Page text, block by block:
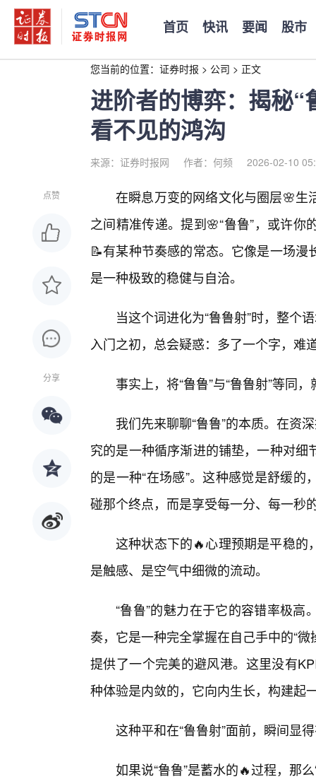
首页 快讯 要闻 股市
您当前的位置： 证券时报 > 公司 > 正文
进阶者的博弈：揭秘“
看不见的鸿沟
来源：证券时报网 作者：何频 2026-02-10
点赞
分享
在瞬息万变的网络文化与圈层🌸生
之间精准传递。提到🌸“鲁鲁”，或许
📝有某种节奏感的常态。它像是一场
是一种极致的稳健与自洽。
当这个词进化为“鲁鲁射”时，整个
入门之初，总会疑惑：多了一个字，难
事实上，将“鲁鲁”与“鲁鲁射”等同
我们先来聊聊“鲁鲁”的本质。在资
究的是一种循序渐进的铺垫，一种对
的是一种“在场感”。这种感觉是舒缓
碰那个终点，而是享受每一分、每一秒
这种状态下的🔥心理预期是平稳的
是触感、是空气中细微的流动。
“鲁鲁”的魅力在于它的容错率极
奏，它是一种完全掌握在自己手中的“
提供了一个完美的避风港。这里没有
种体验是内敛的，它向内生长，构建起
这种平和在“鲁鲁射”面前，瞬间显
如果说“鲁鲁”是蓄水的🔥过程，那